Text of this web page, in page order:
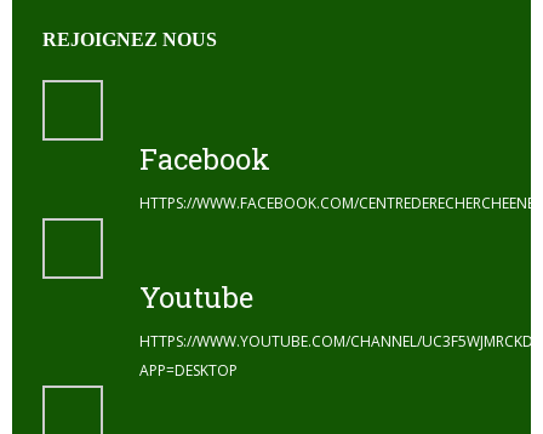
REJOIGNEZ NOUS
Facebook
HTTPS://WWW.FACEBOOK.COM/
Youtube
HTTPS://WWW.YOUTUBE.COM/CHANNEL/
APP=DESKTOP